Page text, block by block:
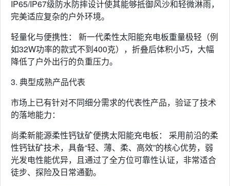
IP65/IP67级防水防摔设计使其能够抵御风沙和轻微淋雨，
完美适应复杂的户外环境。
轻量化与便携性： 新一代柔性太阳能充电板重量极轻（例
如32W功率的款式不到400克），折叠后体积小巧，大幅
降低了户外出行的负重压力。
3. 典型成熟产品代表
市场上已有针对不同细分需求的代表性产品，验证了技术
的落地能力：
尚柔新能源柔性钙钛矿便携太阳能充电板： 采用前沿的柔
性钙钛矿技术，具备“轻、薄、柔、高效”的核心优势，弱
光发电性能优异，且通过了全方位可靠性认证，非常适合
徒步、探险及日常通勤。